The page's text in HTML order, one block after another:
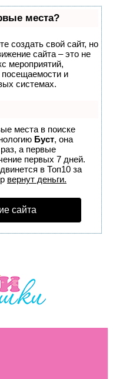
места?
создать свой сайт, но
сайта – это не
мероприятий,
посещаемости и
системах.
места в поиске
Буст, она
а первые
первых 7 дней.
в Топ10 за
вернут деньги.
сайта